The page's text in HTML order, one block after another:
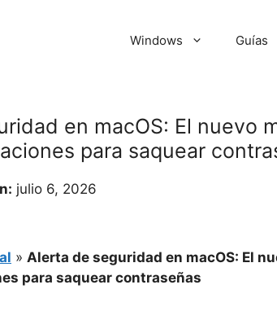
Windows Guías
en macOS: El nuevo
para saquear
julio 6, 2026
» Alerta de seguridad en macOS: El
para saquear contraseñas